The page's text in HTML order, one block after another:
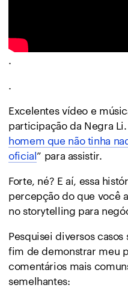
.
.
Excelentes vídeo e
participação da Negra
homem que não tinha
oficial” para assistir.
Forte, né? E aí, essa
percepção do que você
no storytelling para
Pesquisei diversos
fim de demonstrar meu
comentários mais
semelhantes: